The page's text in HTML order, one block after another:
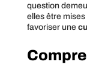
question
elles être
favoriser une